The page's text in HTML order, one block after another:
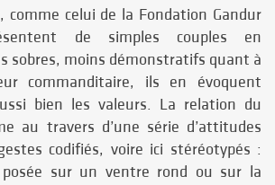
comme celui de la Fondation Gandur
de simples couples en
sobres, moins démonstratifs quant à
commanditaire, ils en évoquent
bien les valeurs. La relation du
au travers d’une série d’attitudes
codifiés, voire ici stéréotypés :
posée sur un ventre rond ou sur la